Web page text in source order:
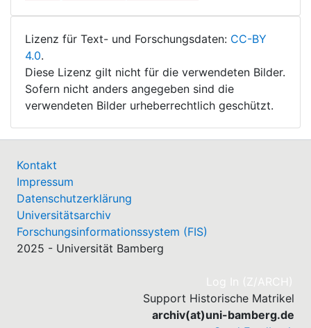
Lizenz für Text- und Forschungsdaten: CC-BY
4.0.
Diese Lizenz gilt nicht für die verwendeten Bilder.
Sofern nicht anders angegeben sind die
verwendeten Bilder urheberrechtlich geschützt.
Kontakt
Impressum
Datenschutzerklärung
Universitätsarchiv
Forschungsinformationssystem (FIS)
2025 - Universität Bamberg
Log In (Z/ARCH)
Support Historische Matrikel
archiv(at)uni-bamberg.de